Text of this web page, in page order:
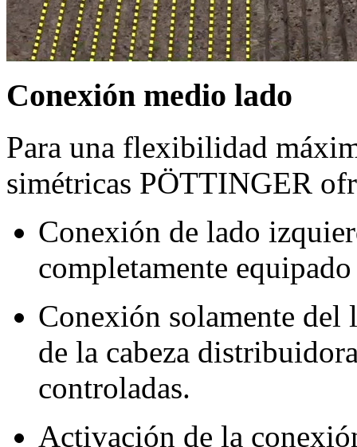
Conexión medio lado
Para una flexibilidad
simétricas PÖTTINGER
Conexión de lado
completamente equipado
Conexión solamente del
de la cabeza
controladas.
Activación de la